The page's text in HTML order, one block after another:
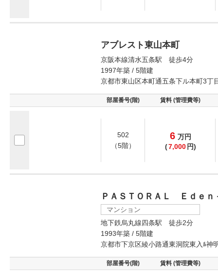
アブレスト東山本町
京阪本線清水五条駅 徒歩4分
1997年築 / 5階建
京都市東山区本町通五条下ル本町3丁
部屋番号(階) 賃料 (管理費等)
502
（5階）
6 万円
(7,000 円)
ＰＡＳＴＯＲＡＬ Ｅｄｅｎ
マンション
地下鉄烏丸線四条駅 徒歩2分
1993年築 / 5階建
京都市下京区綾小路通東洞院東入ﾙ神
部屋番号(階) 賃料 (管理費等)